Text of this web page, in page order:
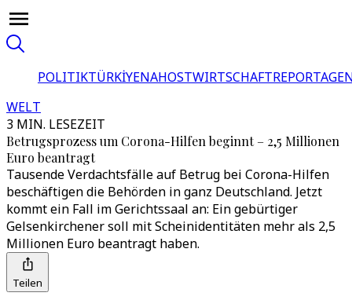
POLITIKTÜRKİYENAHOSTWIRTSCHAFT
WELT
3 MIN. LESEZEIT
Betrugsprozess um Corona-Hilfen beginnt – 2,5 Millionen
Euro beantragt
Tausende Verdachtsfälle auf Betrug bei Corona-Hilfen
beschäftigen die Behörden in ganz Deutschland. Jetzt
kommt ein Fall im Gerichtssaal an: Ein gebürtiger
Gelsenkirchener soll mit Scheinidentitäten mehr als 2,5
Millionen Euro beantragt haben.
Teilen